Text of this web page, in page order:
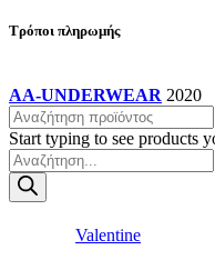
Τρόποι πληρωμής
AA-UNDERWEAR 2020
Start typing to see products
Products
search
Valentine